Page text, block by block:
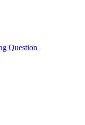
Question